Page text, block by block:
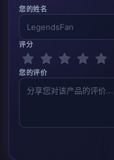
您的姓名
评分
您的评价